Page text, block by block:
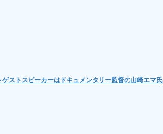
ストスピーカーはドキュメンタリー監督の山崎エマ氏